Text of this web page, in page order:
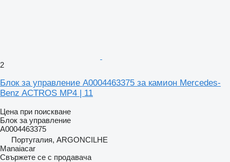
2
Блок за управление A0004463375 за камион Mercedes-
Benz ACTROS MP4 | 11
Цена при поискване
Блок за управление
A0004463375
Португалия, ARGONCILHE
Manaiacar
Свържете се с продавача